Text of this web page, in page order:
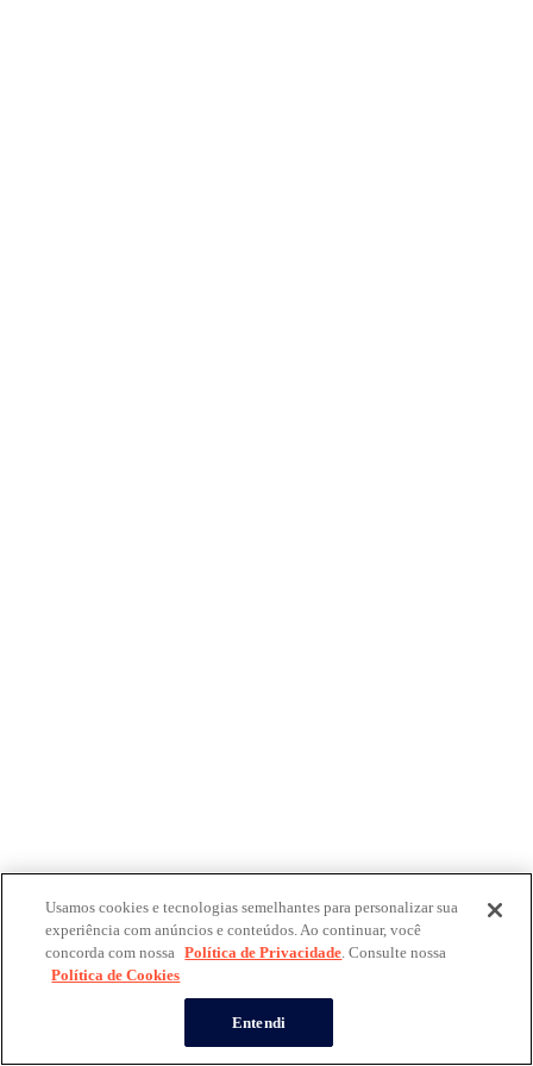
Usamos cookies e tecnologias semelhantes para personalizar sua
experiência com anúncios e conteúdos. Ao continuar, você
concorda com nossa Política de Privacidade. Consulte nossa
Política de Cookies
Entendi